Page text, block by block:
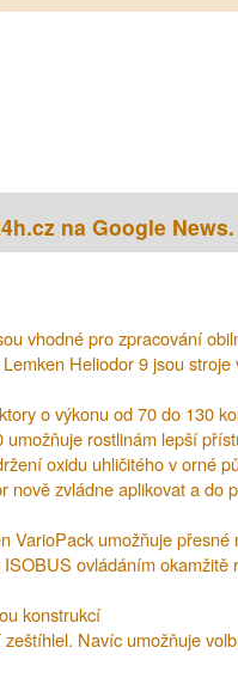
na Google News.
vhodné pro zpracování
Heliodor 9 jsou
o výkonu od 70 do 130
rostlinám lepší
oxidu uhličitého v orné
nově zvládne aplikovat a do
VarioPack umožňuje přesné
ovládáním
konstrukcí
Navíc umožňuje